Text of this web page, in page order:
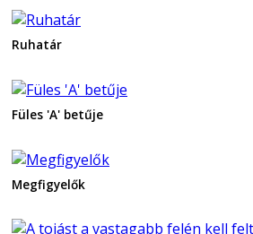
Ruhatár
Füles 'A' betűje
Megfigyelők